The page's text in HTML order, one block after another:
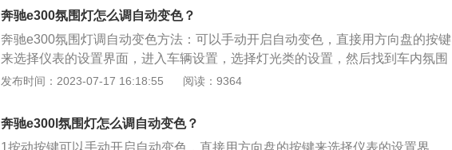
围灯是一种装饰照明灯，主要用来让车在夜晚更加美观，烘托更加舒适的氛围。
汽车提供的环境光线不仅仅是一种豪华的表现，更是一种车与人之间的共鸣，能
让车内的人感到愉悦和舒适。使用环境光时的注意事项:在使用环境光的时候，一
定程度的调光是必要的。如果环境光线太亮，会影响驾驶员对汽车的正常操作。
如果环境光太亮，我们很容易在判断外界环境时出现失误，司机也无法在第一时
奔驰e300氛围灯怎么调自动变色？
奔驰e300氛围灯调自动变色方法：可以手动开启自动变色，直接用方向盘的按键
来选择仪表的设置界面，进入车辆设置，选择灯光类的设置，然后找到车内氛围
灯设置即可。全新升级换代的奔驰e共提供了64种不同颜色的氛围灯供车主选
丽，烘托一种比较舒适的气氛。汽车提供氛围灯不仅仅是豪华的表现，更多的是
汽车和人产生的一种共鸣，可以让车内的人员保持愉快舒畅的心情。奔驰e300的
发布时间：2023-07-17 16:18:55 阅读：9364
奔驰e300l氛围灯怎么调自动变色？
1按动按键可以手动开启自动变色，直接用方向盘的按键来选择仪表的设置界